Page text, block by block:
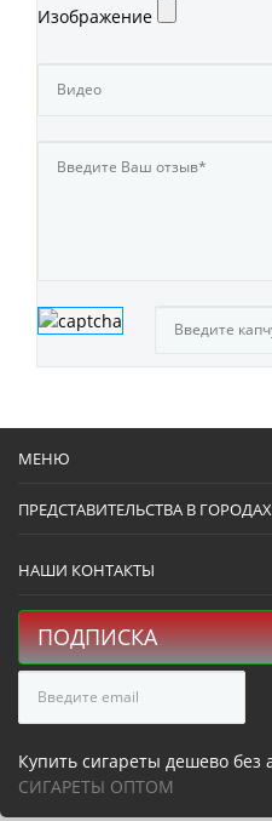
Изображение
МЕНЮ
ПРЕДСТАВИТЕЛЬСТВА В
НАШИ КОНТАКТЫ
ПОДПИСКА
Купить сигареты дешево без
СИГАРЕТЫ ОПТОМ